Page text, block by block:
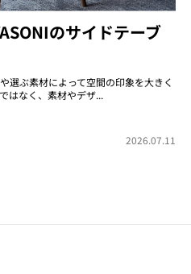
のサイドテーブ
選ぶ素材によって空間の印象を大きく
はなく、素材やデザ...
2026.07.11